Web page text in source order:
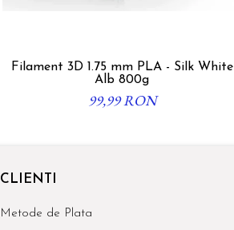
Filament 3D 1.75 mm PLA - Silk White
Alb 800g
99,99 RON
CLIENTI
Metode de Plata